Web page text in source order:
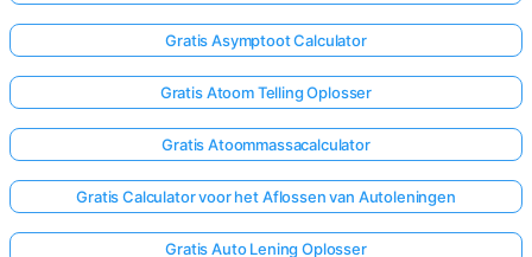
Gratis Asymptoot Calculator
Gratis Atoom Telling Oplosser
Gratis Atoommassacalculator
Gratis Calculator voor het Aflossen van Autoleningen
Gratis Auto Lening Oplosser